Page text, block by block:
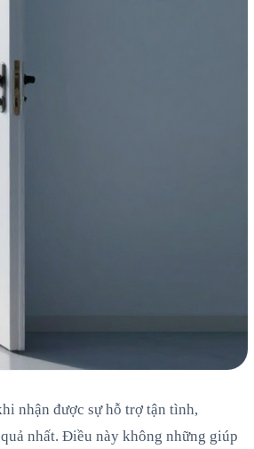
nhận được sự hỗ trợ tận tình,
nhất. Điều này không những giúp